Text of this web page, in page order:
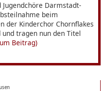
Darmstadt-
beim
der Kinderchor Chornflakes
und tragen nun den Titel
Beitrag)